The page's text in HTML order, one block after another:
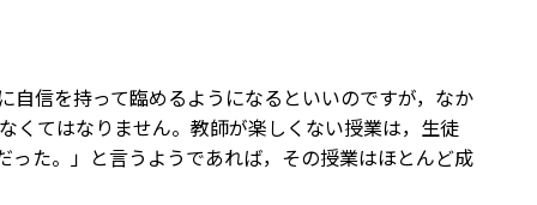
自信を持って臨めるようになるといいのですが，なか
くてはなりません。教師が楽しくない授業は，生徒
た。」と言うようであれば，その授業はほとんど成